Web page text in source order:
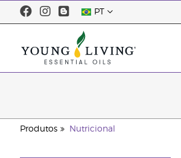
PT
Produtos Nutricional